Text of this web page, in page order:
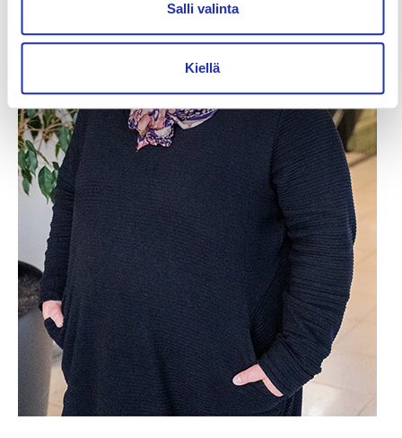
Salli valinta
Kiellä